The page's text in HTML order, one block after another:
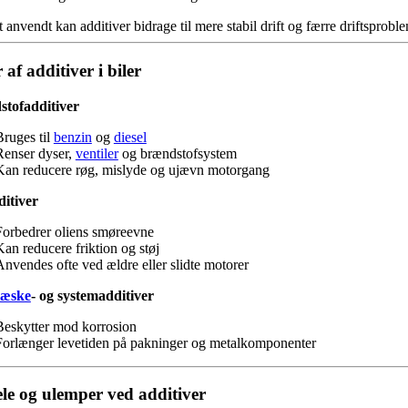
anvendt kan additiver bidrage til mere stabil drift og færre
af additiver i biler
til benzin og diesel
dyser, ventilerog brændstofsystem
reducere røg, mislyde og ujævn motorgang
oliens smøreevne
reducere friktion og støj
ofte ved ældre eller slidte motorer
- og systemadditiver
mod korrosion
levetiden på pakninger og metalkomponenter
og ulemper ved additiver